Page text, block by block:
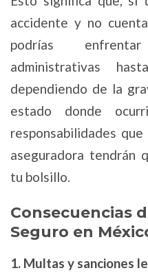
accidente y no
podrías
administrativas
dependiendo de la
estado donde
responsabilidades
aseguradora tendrán
tu bolsillo.
Consecuencias
Seguro en
1. Multas y sanciones